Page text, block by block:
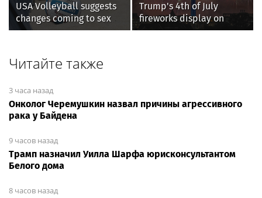
USA Volleyball suggests
changes coming to sex
testing, while junior
Trump's 4th of July
fireworks display on
National Mall confirmed
Читайте также
3 часа назад
Онколог Черемушкин назвал причины агрессивного
рака у Байдена
9 часов назад
Трамп назначил Уилла Шарфа юрисконсультантом
Белого дома
8 часов назад